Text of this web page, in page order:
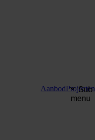
AanbodProjecten
Sub
menu